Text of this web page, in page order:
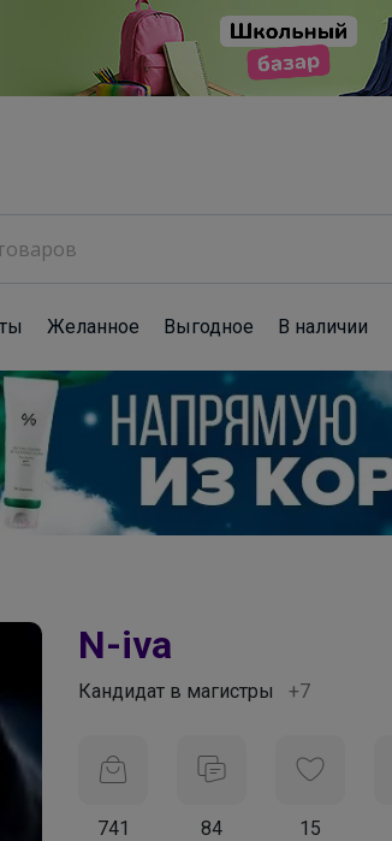
Желанное Выгодное В наличии
N-iva
Кандидат в магистры +7
741 84 15